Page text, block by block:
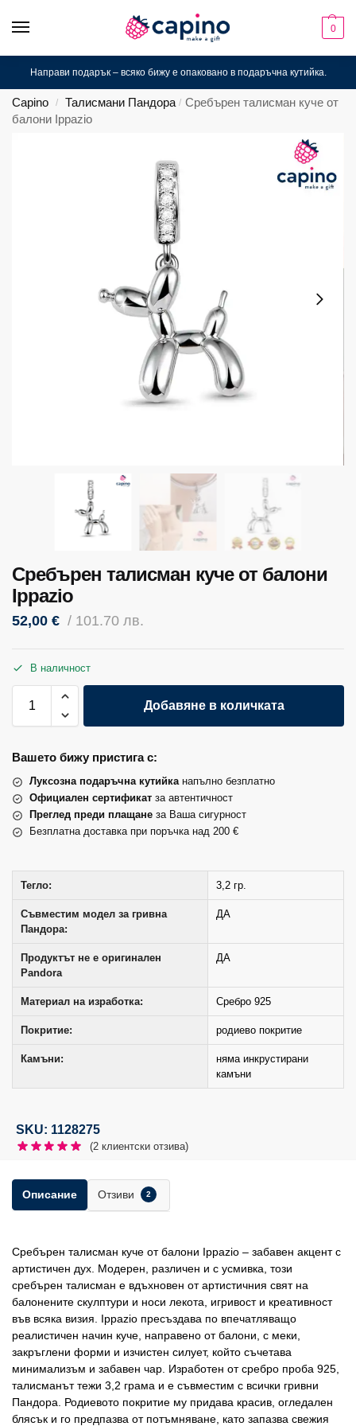
0
Направи подарък – всяко бижу е опаковано в подаръчна кутийка.
Capino / Талисмани Пандора / Сребърен талисман куче от
балони Ippazio
Сребърен талисман куче от балони
Ippazio
52,00 € / 101.70 лв.
В наличност
Добавяне в количката
Вашето бижу пристига с:
Луксозна подаръчна кутийканапълно безплатно
Официален сертификат за автентичност
Преглед преди плащане за Ваша сигурност
Безплатна доставка при поръчка над 200 €
Тегло: 3,2 гр.
Съвместим модел за гривна
Пандора:
ДА
Продуктът не е оригинален
Pandora
ДА
Материал на изработка: Сребро 925
Покритие: родиево покритие
Камъни:
няма инкрустирани
камъни
SKU: 1128275
(2 клиентски отзива)
Описание Отзиви 2
Сребърен талисман куче от балони Ippazio – забавен акцент с
артистичен дух. Модерен, различен и с усмивка, този
сребърен талисман е вдъхновен от артистичния свят на
балонените скулптури и носи лекота, игривост и креативност
във всяка визия. Ippazio пресъздава по впечатляващо
реалистичен начин куче, направено от балони, с меки,
закръглени форми и изчистен силует, който съчетава
минимализъм и забавен чар. Изработен от сребро проба 925,
талисманът тежи 3,2 грама и е съвместим с всички гривни
Пандора. Родиевото покритие му придава красив, огледален
блясък и го предпазва от потъмняване, като запазва свежия